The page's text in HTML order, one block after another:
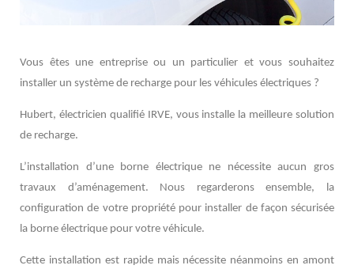
Vous êtes une entreprise ou un particulier et vous souhaitez
installer un système de recharge pour les véhicules électriques ?
Hubert, électricien qualifié IRVE, vous installe la meilleure solution
de recharge.
L’installation d’une borne électrique ne nécessite aucun gros
travaux d’aménagement. Nous regarderons ensemble, la
configuration de votre propriété pour installer de façon sécurisée
la borne électrique pour votre véhicule.
Cette installation est rapide mais nécessite néanmoins en amont